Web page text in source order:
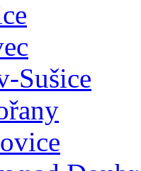
Sušice